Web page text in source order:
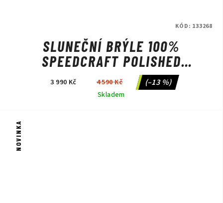
SLUNEČNÍ BRÝLE 100%
SPEEDCRAFT POLISHED
BLACK/HIPER POLARIZED
LAVENDER MIRROR
3 990 Kč 4 590 Kč (–13 %)
Skladem
KÓD: 133268
NOVINKA